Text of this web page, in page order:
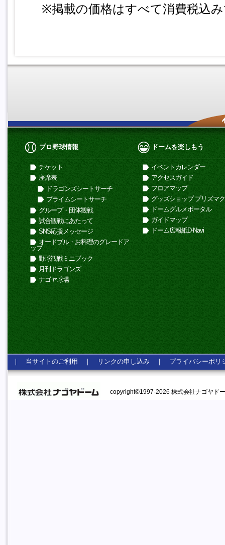
※掲載の価格はすべて消費税込
プロ野球情報
チケット
座席表
ドラゴンズシートサーチ
プライムシートサーチ
グループ・団体観戦
試合観戦にあたって
SNS応援メッセージ
オードブル・お料理のグレードア
ップ
野球観戦ミニブック
月刊ドラゴンズ
ナゴヤ球場
ドームを楽しもう
イベントカレンダー
アクセスガイド
フロアマップ
グッズショップ プリズマ
ドームグルメポータル
ガイドマップ
ドーム広報紙D-Navi
｜ 当サイトのご利用 ｜ リンクの申し込み ｜ プライバシーポリ
copyright©1997-2026 株式会社ナゴヤド